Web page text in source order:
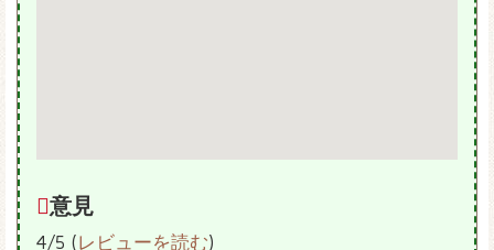
意見
4/5 (レビューを読む)